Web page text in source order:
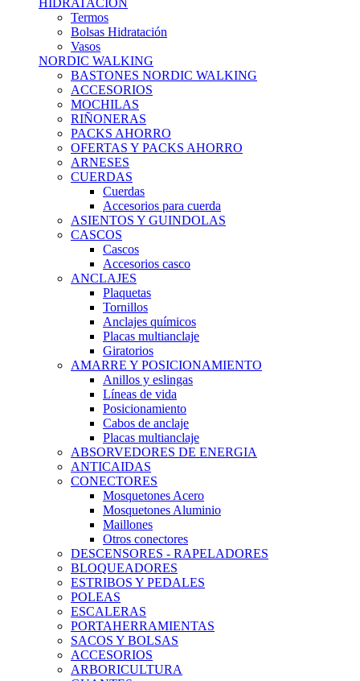
HIDRATACIÓN
Termos
Bolsas Hidratación
Vasos
NORDIC WALKING
BASTONES NORDIC WALKING
ACCESORIOS
MOCHILAS
RIÑONERAS
PACKS AHORRO
OFERTAS Y PACKS AHORRO
ARNESES
CUERDAS
Cuerdas
Accesorios para cuerda
ASIENTOS Y GUINDOLAS
CASCOS
Cascos
Accesorios casco
ANCLAJES
Plaquetas
Tornillos
Anclajes químicos
Placas multianclaje
Giratorios
AMARRE Y POSICIONAMIENTO
Anillos y eslingas
Líneas de vida
Posicionamiento
Cabos de anclaje
Placas multianclaje
ABSORVEDORES DE ENERGIA
ANTICAIDAS
CONECTORES
Mosquetones Acero
Mosquetones Aluminio
Maillones
Otros conectores
DESCENSORES - RAPELADORES
BLOQUEADORES
ESTRIBOS Y PEDALES
POLEAS
ESCALERAS
PORTAHERRAMIENTAS
SACOS Y BOLSAS
ACCESORIOS
ARBORICULTURA